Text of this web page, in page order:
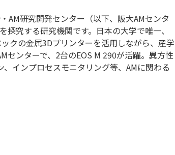
AM研究開発センター（以下、阪大AMセンタ
究する研究機関です。日本の大学で唯一、
クの金属3Dプリンターを活用しながら、産学
センターで、2台のEOS M 290が活躍。異方性
インプロセスモニタリング等、AMに関わる